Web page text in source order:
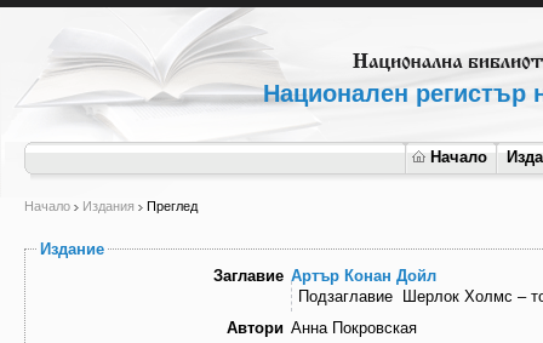
Национален регистър
Начало
Начало Издания Преглед
Издание
Заглавие Артър Конан Дойл
Подзаглавие
Шерлок Холмс –
Автори Анна Покровская